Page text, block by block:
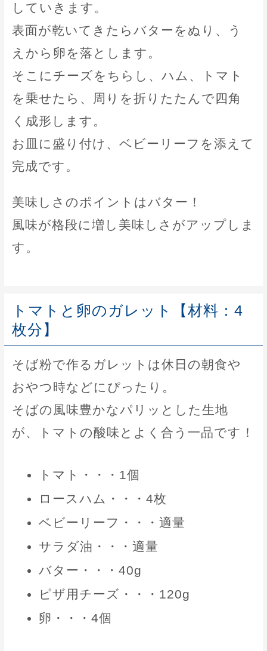
していきます。
表面が乾いてきたらバターをぬり、う
えから卵を落とします。
そこにチーズをちらし、ハム、トマト
を乗せたら、周りを折りたたんで四角
く成形します。
お皿に盛り付け、ベビーリーフを添えて
完成です。
美味しさのポイントはバター！
風味が格段に増し美味しさがアップしま
す。
トマトと卵のガレット【材料：4
枚分】
そば粉で作るガレットは休日の朝食や
おやつ時などにぴったり。
そばの風味豊かなパリッとした生地
が、トマトの酸味とよく合う一品です！
トマト・・・1個
ロースハム・・・4枚
ベビーリーフ・・・適量
サラダ油・・・適量
バター・・・40g
ピザ用チーズ・・・120g
卵・・・4個